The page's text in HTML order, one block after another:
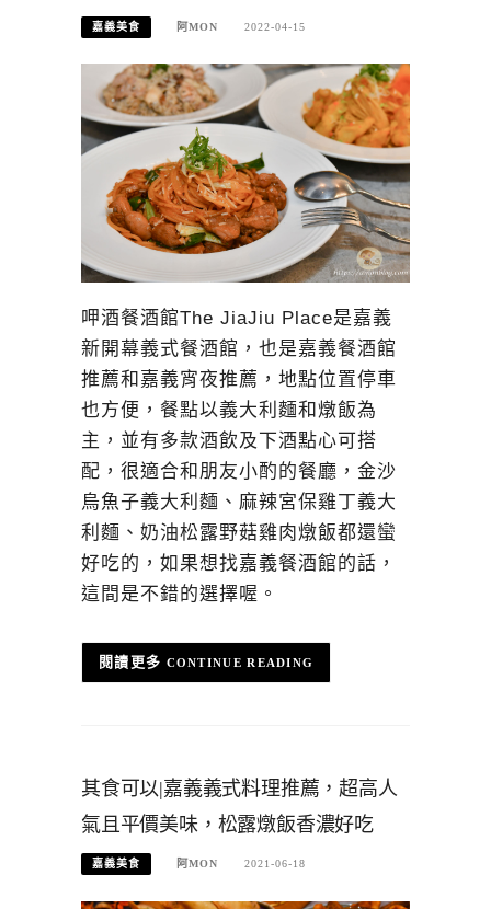
嘉義美食 阿MON 2022-04-15
呷酒餐酒館The JiaJiu Place是嘉義
新開幕義式餐酒館，也是嘉義餐酒館
推薦和嘉義宵夜推薦，地點位置停車
也方便，餐點以義大利麵和燉飯為
主，並有多款酒飲及下酒點心可搭
配，很適合和朋友小酌的餐廳，金沙
烏魚子義大利麵、麻辣宮保雞丁義大
利麵、奶油松露野菇雞肉燉飯都還蠻
好吃的，如果想找嘉義餐酒館的話，
這間是不錯的選擇喔。
CONTINUE READING
其食可以|嘉義義式料理推薦，超高人
氣且平價美味，松露燉飯香濃好吃
嘉義美食 阿MON 2021-06-18